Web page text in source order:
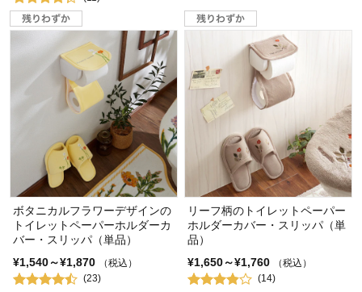
ボタニカルフラワーデザインの
トイレットペーパーホルダーカ
バー・スリッパ（単品）
¥1,540～¥1,870
（税込）
(23)
リーフ柄のトイレットペーパー
ホルダーカバー・スリッパ（単
品）
¥1,650～¥1,760
（税込）
(14)